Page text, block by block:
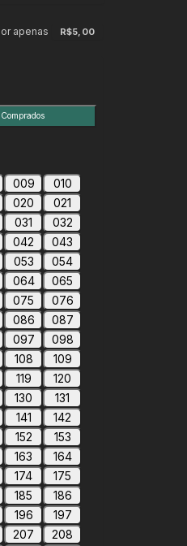
apenas R$5,00
Comprados
009
010
020
021
031
032
042
043
053
054
064
065
075
076
086
087
097
098
108
109
119
120
130
131
141
142
152
153
163
164
174
175
185
186
196
197
207
208